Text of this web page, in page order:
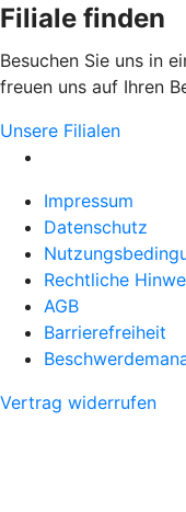
Filiale finden
Besuchen Sie uns in
freuen uns auf Ihren
Unsere Filialen
Impressum
Datenschutz
Rechtliche
AGB
Barrierefreiheit
Vertrag widerrufen